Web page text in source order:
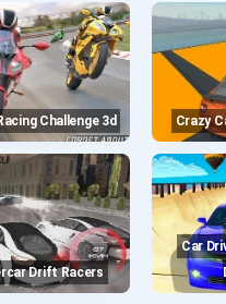
Challenge 3d Crazy
Drift Racers
Car Driving Free - City